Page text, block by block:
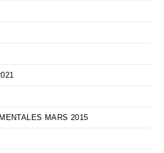
MARS 2015